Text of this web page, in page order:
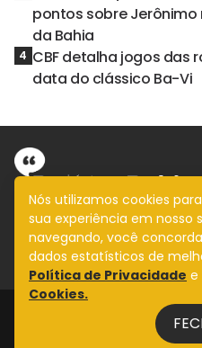
pontos sobre
da Bahia
4 CBF detalha jogos das
data do clássico Ba-Vi
Informação com
SIGA
Design
Fale
Nós utilizamos cookies
sua experiência em nosso
navegando, você
dados estatísticos de
Política de Privacidade e
Cookies.